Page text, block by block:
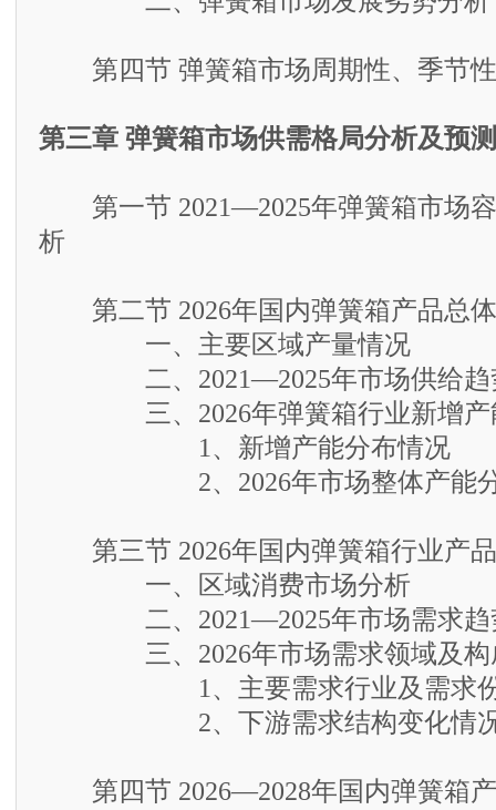
第四节 弹簧箱市场周期性、季节
第三章 弹簧箱市场供需格局分析及预测
第一节 2021—2025年弹簧箱市场容
析
第二节 2026年国内弹簧箱产品总
一、主要区域产量情况
二、2021—2025年市场供给趋势
三、2026年弹簧箱行业新增产
1、新增产能分布情况
2、2026年市场整体产能
第三节 2026年国内弹簧箱行业产品
一、区域消费市场分析
二、2021—2025年市场需求趋势
三、2026年市场需求领域及构
1、主要需求行业及需求份
2、下游需求结构变化情况
第四节 2026—2028年国内弹簧箱产